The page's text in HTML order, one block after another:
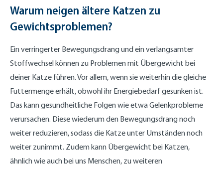
Warum neigen ältere Katzen zu
Gewichtsproblemen?
Ein verringerter Bewegungsdrang und ein verlangsamter
Stoffwechsel können zu Problemen mit Übergewicht bei
deiner Katze führen. Vor allem, wenn sie weiterhin die gleiche
Futtermenge erhält, obwohl ihr Energiebedarf gesunken ist.
Das kann gesundheitliche Folgen wie etwa Gelenkprobleme
verursachen. Diese wiederum den Bewegungsdrang noch
weiter reduzieren, sodass die Katze unter Umständen noch
weiter zunimmt. Zudem kann Übergewicht bei Katzen,
ähnlich wie auch bei uns Menschen, zu weiteren